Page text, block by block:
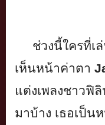
ช่วงนี้ใครที่เ
เห็นหน้าค่าตา
แต่งเพลงชาวฟิ
มาบ้าง เธอเป็